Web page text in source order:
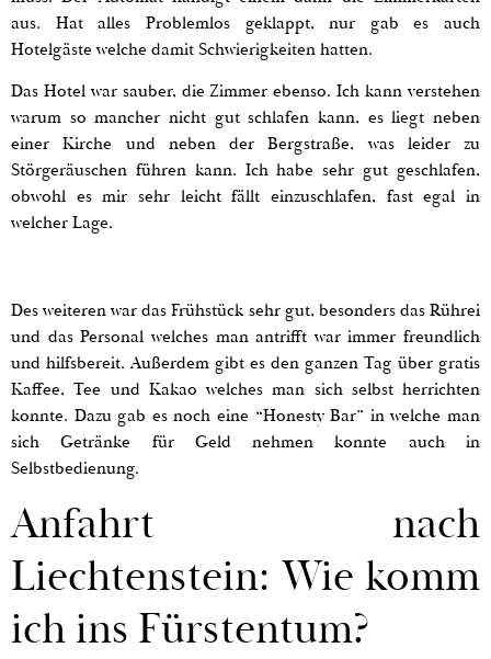
aus. Hat alles Problemlos geklappt, nur gab es auch
Hotelgäste welche damit Schwierigkeiten hatten.
Das Hotel war sauber, die Zimmer ebenso. Ich kann verstehen
warum so mancher nicht gut schlafen kann, es liegt neben
einer Kirche und neben der Bergstraße, was leider zu
Störgeräuschen führen kann. Ich habe sehr gut geschlafen,
obwohl es mir sehr leicht fällt einzuschlafen, fast egal in
welcher Lage.
Des weiteren war das Frühstück sehr gut, besonders das Rührei
und das Personal welches man antrifft war immer freundlich
und hilfsbereit. Außerdem gibt es den ganzen Tag über gratis
Kaffee, Tee und Kakao welches man sich selbst herrichten
konnte. Dazu gab es noch eine “Honesty Bar” in welche man
sich Getränke für Geld nehmen konnte auch in
Selbstbedienung.
Anfahrt nach
Liechtenstein: Wie komm
ich ins Fürstentum?